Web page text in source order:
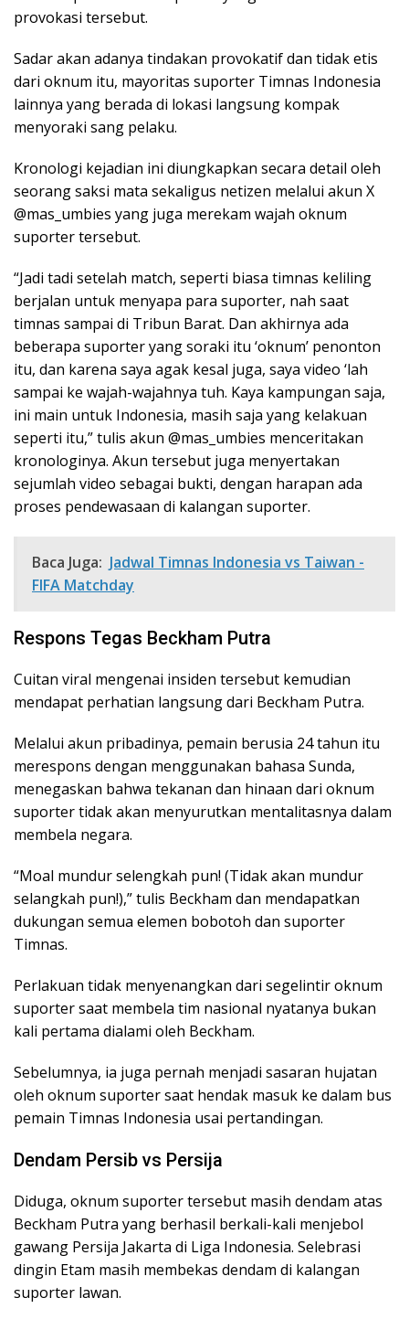
provokasi tersebut.
Sadar akan adanya tindakan provokatif dan tidak etis
dari oknum itu, mayoritas suporter Timnas Indonesia
lainnya yang berada di lokasi langsung kompak
menyoraki sang pelaku.
Kronologi kejadian ini diungkapkan secara detail oleh
seorang saksi mata sekaligus netizen melalui akun X
@mas_umbies yang juga merekam wajah oknum
suporter tersebut.
“Jadi tadi setelah match, seperti biasa timnas keliling
berjalan untuk menyapa para suporter, nah saat
timnas sampai di Tribun Barat. Dan akhirnya ada
beberapa suporter yang soraki itu ‘oknum’ penonton
itu, dan karena saya agak kesal juga, saya video ‘lah
sampai ke wajah-wajahnya tuh. Kaya kampungan saja,
ini main untuk Indonesia, masih saja yang kelakuan
seperti itu,” tulis akun @mas_umbies menceritakan
kronologinya. Akun tersebut juga menyertakan
sejumlah video sebagai bukti, dengan harapan ada
proses pendewasaan di kalangan suporter.
Baca Juga: Jadwal Timnas Indonesia vs Taiwan -
FIFA Matchday
Respons Tegas Beckham Putra
Cuitan viral mengenai insiden tersebut kemudian
mendapat perhatian langsung dari Beckham Putra.
Melalui akun pribadinya, pemain berusia 24 tahun itu
merespons dengan menggunakan bahasa Sunda,
menegaskan bahwa tekanan dan hinaan dari oknum
suporter tidak akan menyurutkan mentalitasnya dalam
membela negara.
“Moal mundur selengkah pun! (Tidak akan mundur
selangkah pun!),” tulis Beckham dan mendapatkan
dukungan semua elemen bobotoh dan suporter
Timnas.
Perlakuan tidak menyenangkan dari segelintir oknum
suporter saat membela tim nasional nyatanya bukan
kali pertama dialami oleh Beckham.
Sebelumnya, ia juga pernah menjadi sasaran hujatan
oleh oknum suporter saat hendak masuk ke dalam bus
pemain Timnas Indonesia usai pertandingan.
Dendam Persib vs Persija
Diduga, oknum suporter tersebut masih dendam atas
Beckham Putra yang berhasil berkali-kali menjebol
gawang Persija Jakarta di Liga Indonesia. Selebrasi
dingin Etam masih membekas dendam di kalangan
suporter lawan.